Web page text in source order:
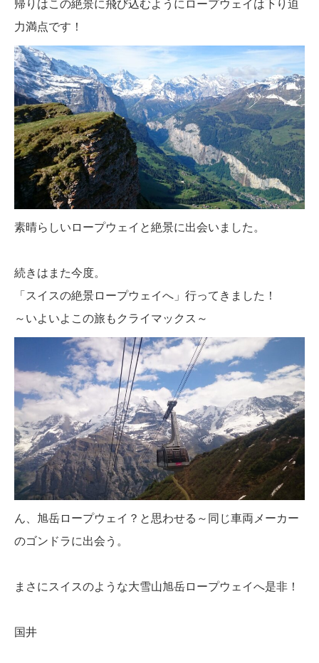
帰りはこの絶景に飛び込むようにロープウェイは下り迫
力満点です！
素晴らしいロープウェイと絶景に出会いました。
続きはまた今度。
「スイスの絶景ロープウェイへ」行ってきました！
～いよいよこの旅もクライマックス～
ん、旭岳ロープウェイ？と思わせる～同じ車両メーカー
のゴンドラに出会う。
まさにスイスのような大雪山旭岳ロープウェイへ是非！
国井